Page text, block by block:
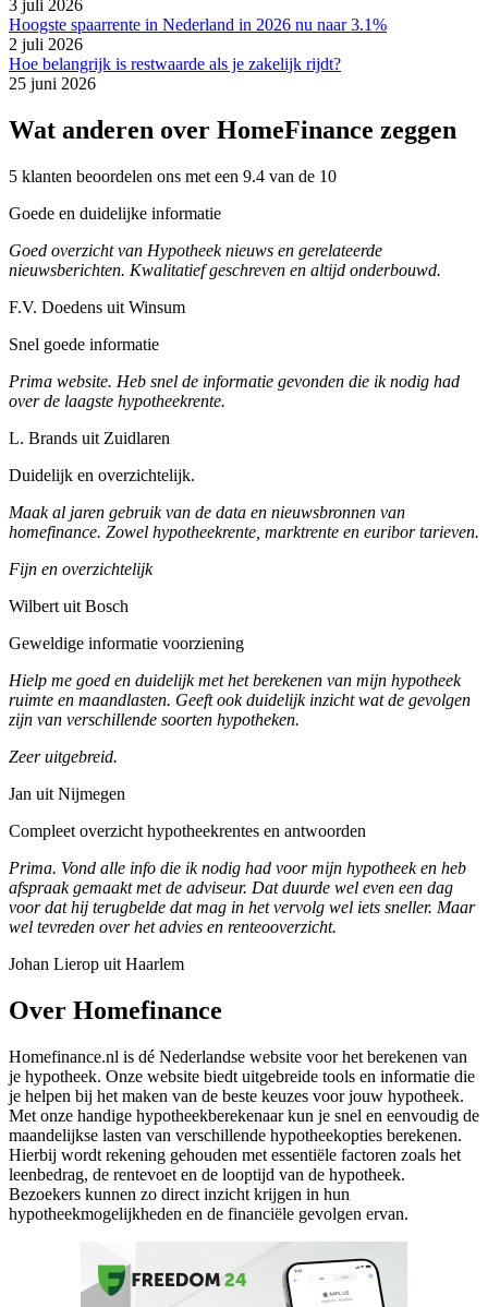
3 juli 2026
Hoogste spaarrente in Nederland in 2026 nu naar 3.1%
2 juli 2026
Hoe belangrijk is restwaarde als je zakelijk rijdt?
25 juni 2026
Wat anderen over HomeFinance zeggen
5 klanten beoordelen ons met een 9.4 van de 10
Goede en duidelijke informatie
Goed overzicht van Hypotheek nieuws en gerelateerde
nieuwsberichten. Kwalitatief geschreven en altijd onderbouwd.
F.V. Doedens uit Winsum
Snel goede informatie
Prima website. Heb snel de informatie gevonden die ik nodig had
over de laagste hypotheekrente.
L. Brands uit Zuidlaren
Duidelijk en overzichtelijk.
Maak al jaren gebruik van de data en nieuwsbronnen van
homefinance. Zowel hypotheekrente, marktrente en euribor tarieven.
Fijn en overzichtelijk
Wilbert uit Bosch
Geweldige informatie voorziening
Hielp me goed en duidelijk met het berekenen van mijn hypotheek
ruimte en maandlasten. Geeft ook duidelijk inzicht wat de gevolgen
zijn van verschillende soorten hypotheken.
Zeer uitgebreid.
Jan uit Nijmegen
Compleet overzicht hypotheekrentes en antwoorden
Prima. Vond alle info die ik nodig had voor mijn hypotheek en heb
afspraak gemaakt met de adviseur. Dat duurde wel even een dag
voor dat hij terugbelde dat mag in het vervolg wel iets sneller. Maar
wel tevreden over het advies en renteooverzicht.
Johan Lierop uit Haarlem
Over Homefinance
Homefinance.nl is dé Nederlandse website voor het berekenen van
je hypotheek. Onze website biedt uitgebreide tools en informatie die
je helpen bij het maken van de beste keuzes voor jouw hypotheek.
Met onze handige hypotheekberekenaar kun je snel en eenvoudig de
maandelijkse lasten van verschillende hypotheekopties berekenen.
Hierbij wordt rekening gehouden met essentiële factoren zoals het
leenbedrag, de rentevoet en de looptijd van de hypotheek.
Bezoekers kunnen zo direct inzicht krijgen in hun
hypotheekmogelijkheden en de financiële gevolgen ervan.